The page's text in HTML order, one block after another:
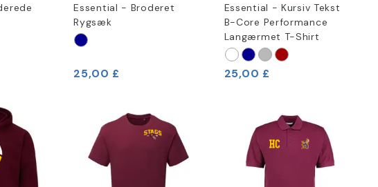
Essential - Broderet
Rygsæk
25,00 £
Essential - Kursiv Tekst
B-Core Performance
Langærmet T-Shirt
25,00 £